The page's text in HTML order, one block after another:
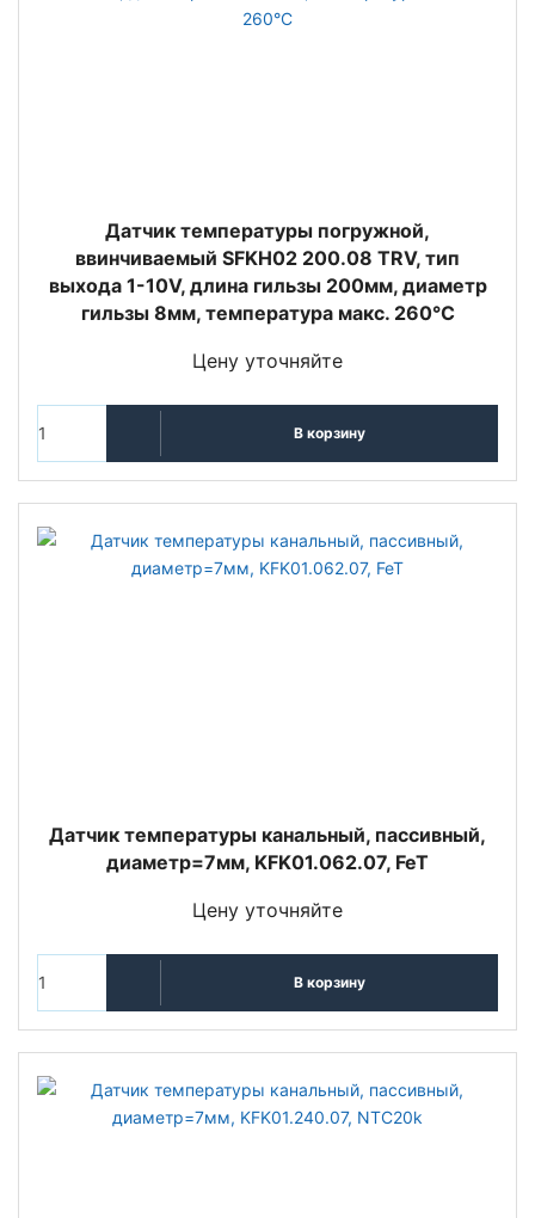
Датчик температуры погружной,
ввинчиваемый SFKH02 200.08 TRV, тип
выхода 1-10V, длина гильзы 200мм, диаметр
гильзы 8мм, температура макс. 260°C
Цену уточняйте
В корзину
Датчик температуры канальный, пассивный,
диаметр=7мм, KFK01.062.07, FeT
Цену уточняйте
В корзину